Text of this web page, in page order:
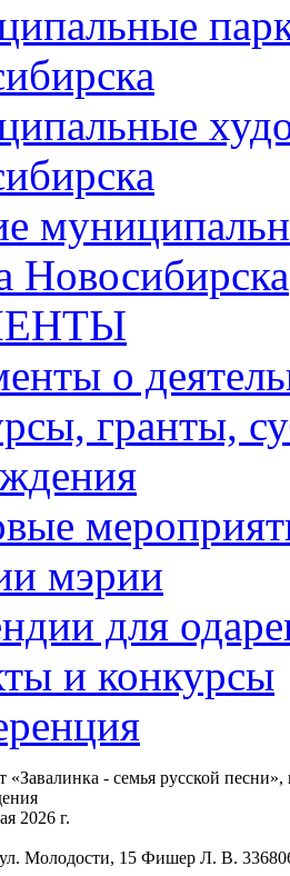
Новосибирска
о
гранты,
мэрии
для
и конкурсы
- семья русской
2026 г.
Молодости, 15 Фишер Л. В.